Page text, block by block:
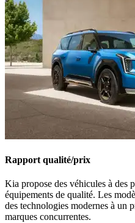
Rapport qualité/prix
Kia propose des véhicules à des
équipements de qualité. Les
des technologies modernes à un
marques concurrentes.